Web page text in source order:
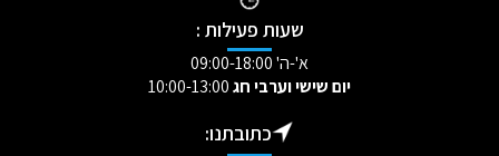
שעות פעילות :
א'-ה' 09:00-18:00
יום שישי וערבי חג
כתובתנו: